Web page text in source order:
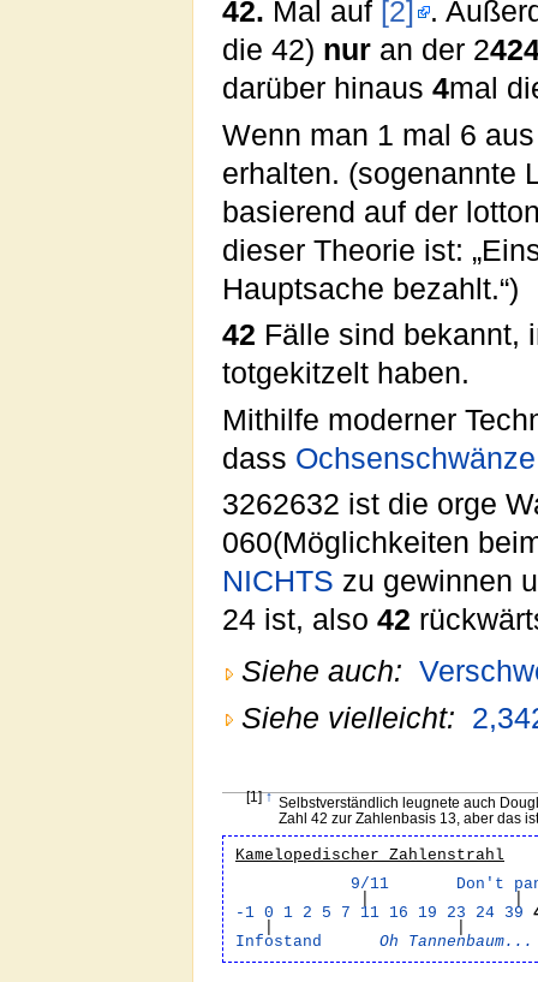
42. Mal auf [2]
.
die 42) nur an der 2
darüber hinaus 4mal
Wenn man 1 mal 6
erhalten. (sogenannte
basierend auf der
dieser Theorie ist:
Hauptsache bezahlt.“)
42 Fälle sind bekannt,
totgekitzelt haben.
Mithilfe moderner
dass Ochsenschwänze
3262632 ist die orge
060(Möglichkeiten
NICHTS zu gewinnen
24 ist, also 42
Siehe auch:
Siehe vielleicht:
[1]↑ Selbstverständlich leugnete auch
Zahl 42 zur Zahlenbasis 13, aber das
Kamelopedischer Zahlenstrahl
9/11
Don't
|
-1 0 1 2 5 7 11 16 19 23 24 39
Infostand
Oh Tannenbaum...